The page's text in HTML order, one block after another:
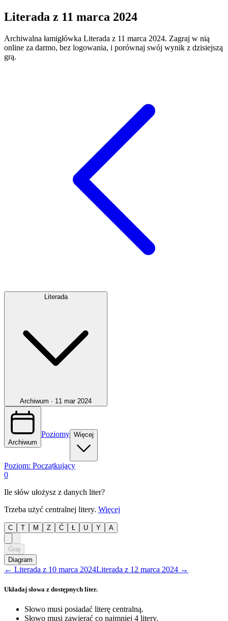
Literada z 11 marca 2024
Archiwalna łamigłówka Literada z 11 marca 2024. Zagraj w nią
online za darmo, bez logowania, i porównaj swój wynik z dzisiejszą
grą.
Literada
Archiwum · 11 mar 2024
Archiwum
Poziomy Więcej
Poziom: Początkujący
0
Ile słów ułożysz z danych liter?
Trzeba użyć centralnej litery. Więcej
C T M Z Ć Ł U Y A
Graj
Diagram
← Literada z 10 marca 2024Literada z 12 marca 2024 →
Układaj słowa z dostępnych liter.
Słowo musi posiadać literę centralną.
Słowo musi zawierać co najmniej 4 litery.